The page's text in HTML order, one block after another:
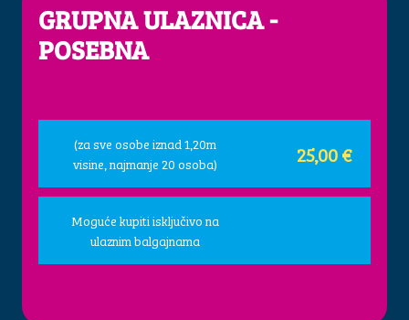
GRUPNA ULAZNICA -
POSEBNA
(za sve osobe iznad 1,20m
visine, najmanje 20 osoba)
25,00 €
Moguće kupiti isključivo na
ulaznim balgajnama